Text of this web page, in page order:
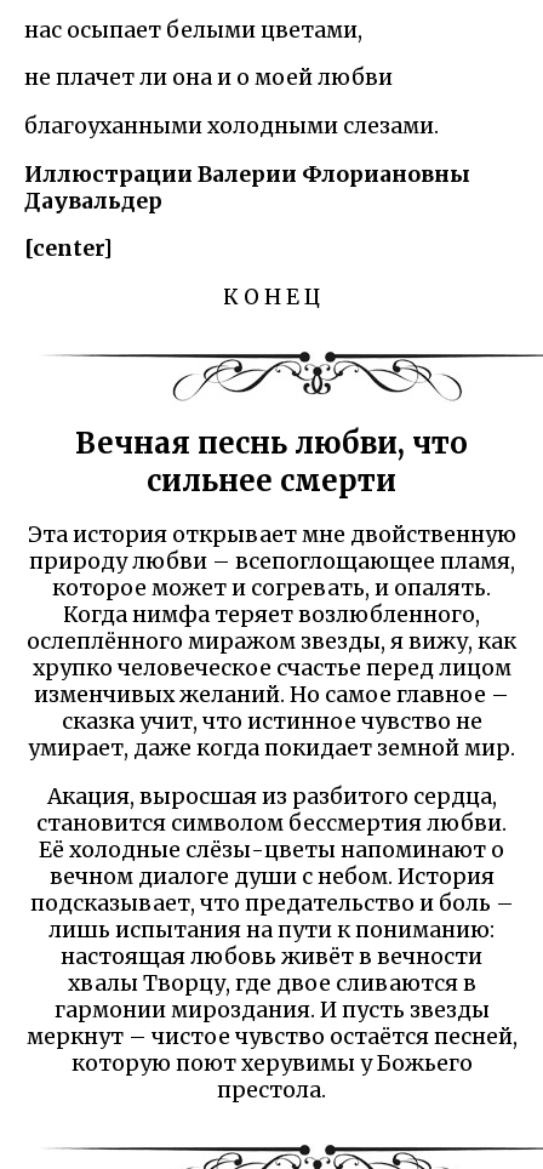
нас осыпает белыми цветами,
не плачет ли она и о моей любви
благоуханными холодными слезами.
Иллюстрации Валерии Флориановны
Даувальдер
[center]
К О Н Е Ц
Вечная песнь любви, что
сильнее смерти
Эта история открывает мне двойственную
природу любви – всепоглощающее пламя,
которое может и согревать, и опалять.
Когда нимфа теряет возлюбленного,
ослеплённого миражом звезды, я вижу, как
хрупко человеческое счастье перед лицом
изменчивых желаний. Но самое главное –
сказка учит, что истинное чувство не
умирает, даже когда покидает земной мир.
Акация, выросшая из разбитого сердца,
становится символом бессмертия любви.
Её холодные слёзы-цветы напоминают о
вечном диалоге души с небом. История
подсказывает, что предательство и боль –
лишь испытания на пути к пониманию:
настоящая любовь живёт в вечности
хвалы Творцу, где двое сливаются в
гармонии мироздания. И пусть звезды
меркнут – чистое чувство остаётся песней,
которую поют херувимы у Божьего
престола.